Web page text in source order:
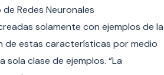
Redes Neuronales
solamente con ejemplos de la
de estas características por medio
clase de ejemplos. “La